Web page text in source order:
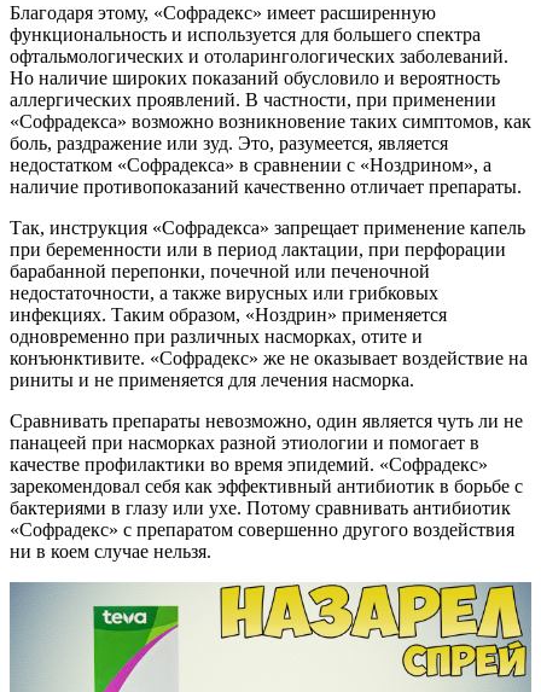
Благодаря этому, «Софрадекс» имеет расширенную
функциональность и используется для большего спектра
офтальмологических и отоларингологических заболеваний.
Но наличие широких показаний обусловило и вероятность
аллергических проявлений. В частности, при применении
«Софрадекса» возможно возникновение таких симптомов, как
боль, раздражение или зуд. Это, разумеется, является
недостатком «Софрадекса» в сравнении с «Ноздрином», а
наличие противопоказаний качественно отличает препараты.
Так, инструкция «Софрадекса» запрещает применение капель
при беременности или в период лактации, при перфорации
барабанной перепонки, почечной или печеночной
недостаточности, а также вирусных или грибковых
инфекциях. Таким образом, «Ноздрин» применяется
одновременно при различных насморках, отите и
конъюнктивите. «Софрадекс» же не оказывает воздействие на
риниты и не применяется для лечения насморка.
Сравнивать препараты невозможно, один является чуть ли не
панацеей при насморках разной этиологии и помогает в
качестве профилактики во время эпидемий. «Софрадекс»
зарекомендовал себя как эффективный антибиотик в борьбе с
бактериями в глазу или ухе. Потому сравнивать антибиотик
«Софрадекс» с препаратом совершенно другого воздействия
ни в коем случае нельзя.